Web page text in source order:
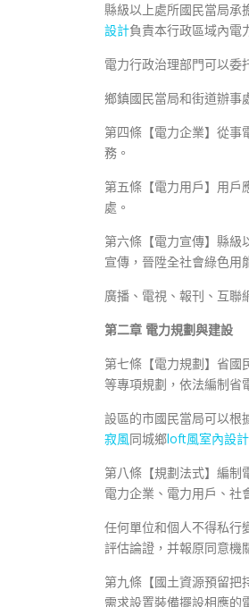
縣級以上處所國民當局承
設計負責本行政區域內電
電力行政治理部門可以委
鄉鎮國民當局和街道辦事
第四條【電力企業】從事
務。
第五條【電力用戶】用戶
處。
第六條【電力宣傳】縣級
宣傳，晉陞全社會綠色用
廣播、電視、報刊、互聯
第二章 電力規劃與建設
第七條【電力規劃】省國
等專項規劃，依法編制省
設區的市國民當局可以
寂風同城鄉loft風室內設計
第八條【規劃法式】編制
電力企業、電力用戶、社
任何單位和個人不得私行
評估論證，并報原同意機
第九條【國土資源預留把
需求設置裝備擺設相應的